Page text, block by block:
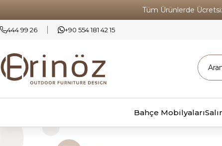
Tüm Ürünlerde
444 99 26 +90 554 181 42 15
Bahçe Mobilyaları